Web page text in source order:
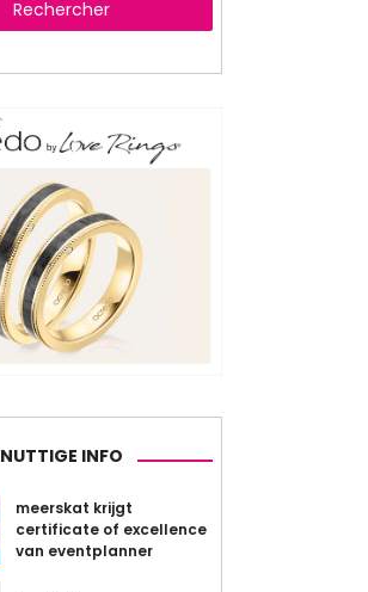
Rechercher
NUTTIGE INFO
meerskat krijgt
certificate of excellence
van eventplanner